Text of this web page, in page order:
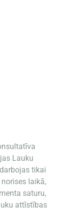
Lauku
tikai
laikā,
saturu,
attīstības